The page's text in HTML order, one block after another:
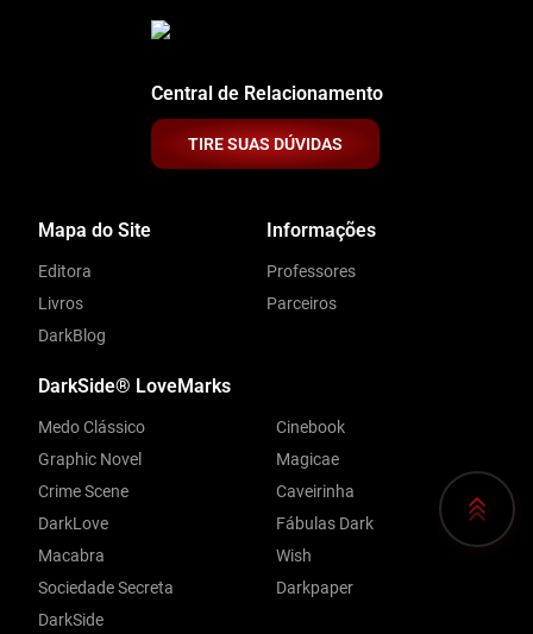
Central de Relacionamento
TIRE SUAS DÚVIDAS
Mapa do Site
Editora
Livros
DarkBlog
Informações
Professores
Parceiros
DarkSide® LoveMarks
Medo Clássico
Graphic Novel
Crime Scene
DarkLove
Macabra
Sociedade Secreta
DarkSide
Cinebook
Magicae
Caveirinha
Fábulas Dark
Wish
Darkpaper